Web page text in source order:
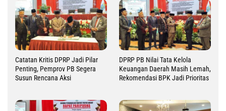
Catatan Kritis DPRP Jadi Pilar
Penting, Pemprov PB Segera
Susun Rencana Aksi
DPRP PB Nilai Tata Kelola
Keuangan Daerah Masih Lemah,
Rekomendasi BPK Jadi Prioritas